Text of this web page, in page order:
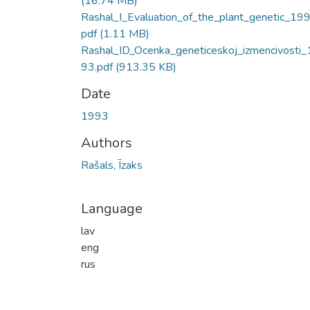
pdf(1.11 MB)
93.pdf(913.35 KB)
Date
1993
Authors
Rašals, Īzaks
Language
lav
eng
rus